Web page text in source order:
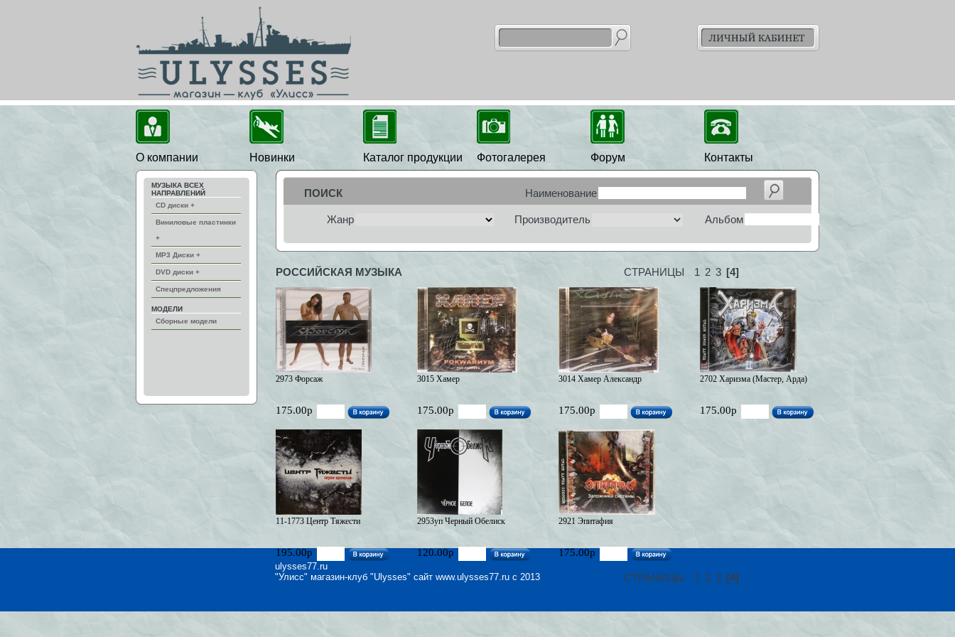
О компании Новинки Каталог продукции Фотогалерея Форум Контакты
МУЗЫКА ВСЕХ
НАПРАВЛЕНИЙ
CD диски +
Виниловые пластинки
+
MP3 Диски +
DVD диски +
Спецпредложения
МОДЕЛИ
Сборные модели
ПОИСК Наименование
Жанр Производитель Альбом
РОССИЙСКАЯ МУЗЫКА СТРАНИЦЫ 1 2 3 [4]
2973 Форсаж
175.00р
3015 Хамер
175.00р
3014 Хамер Александр
175.00р
2702 Харизма (Мастер, Арда)
175.00р
11-1773 Центр Тяжести
195.00р
2953уп Черный Обелиск
120.00р
2921 Эпитафия
175.00р
СТРАНИЦЫ 1 2 3 [4]
ulysses77.ru
"Улисс" магазин-клуб "Ulysses" сайт www.ulysses77.ru c 2013